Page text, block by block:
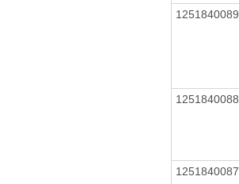
1251840089
1251840088
1251840087